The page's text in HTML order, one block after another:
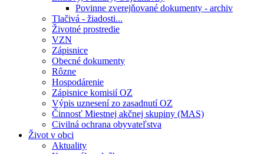
Povinne zverejňované dokumenty - archiv
Tlačivá - žiadosti...
Životné prostredie
VZN
Zápisnice
Obecné dokumenty
Rôzne
Hospodárenie
Zápisnice komisií OZ
Výpis uznesení zo zasadnutí OZ
Činnosť Miestnej akčnej skupiny (MAS)
Civilná ochrana obyvateľstva
Život v obci
Aktuality